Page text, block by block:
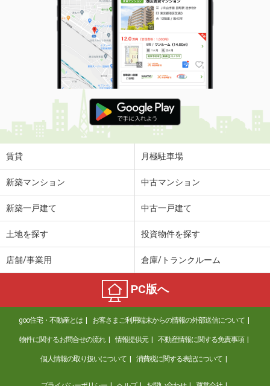
価 格
4.20万円
住 所
富山県滑川市田中新町
専有面積 23.18m²
間取り
1K
富山県南砺市年代
価 格
5.45万円
住 所
富山県南砺市年代
専有面積
富山県富山市豊城町
5.40万円
富山県富山市手屋１
4.25万円
住 所
富山県富山市手屋１
専有面積 44.36m²
間取り
1LDK
富山県富山市町村２
賃貸 月極駐車場
新築マンション 中古マンション
新築一戸建て 中古一戸建て
土地を探す 投資物件を探す
店舗/事業用 倉庫/トランクルーム
PC版へ
goo住宅・不動産とは お客さまご利用端末からの情報の外部送信について
物件に関するお問合せの流れ 情報提供元 不動産情報に関する免責事項
個人情報の取り扱いについて 消費税に関する表記について